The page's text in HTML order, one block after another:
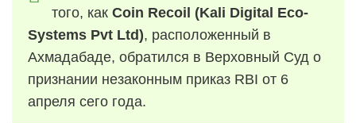
того, как Coin Recoil (Kali Digital Eco-
Systems Pvt Ltd), расположенный в
Ахмадабаде, обратился в Верховный Суд о
признании незаконным приказ RBI от 6
апреля сего года.